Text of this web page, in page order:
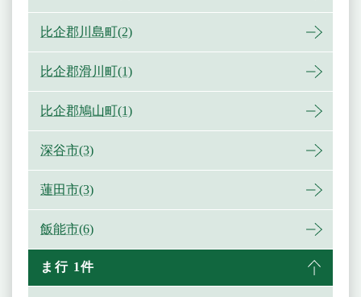
比企郡川島町(2)
比企郡滑川町(1)
比企郡鳩山町(1)
深谷市(3)
蓮田市(3)
飯能市(6)
ま行 1件